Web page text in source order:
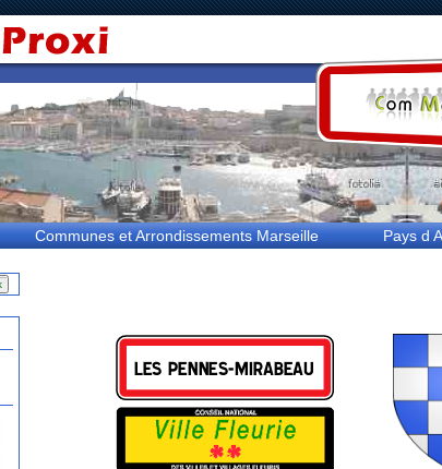
Communes et Arrondissements Marseille Pays d